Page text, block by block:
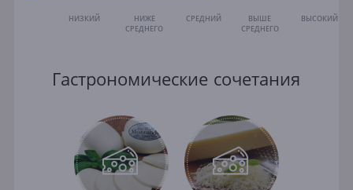
НИЗКИЙ
НИЖЕ
СРЕДНЕГО
СРЕДНИЙ
ВЫШЕ
СРЕДНЕГО
ВЫСОКИЙ
Гастрономические сочетания